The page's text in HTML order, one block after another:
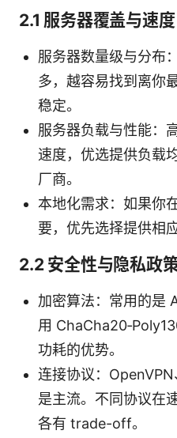
2.1 服务器覆盖与速度
服务器数量级与分布
多，越容易找到离你
稳定。
服务器负载与性能：
速度，优选提供负载
厂商。
本地化需求：如果你
要，优先选择提供相
2.2 安全性与隐私政
加密算法：常用的是
用
功耗的优势。
连接协议：
是主流。不同协议在
各有 trade-off。